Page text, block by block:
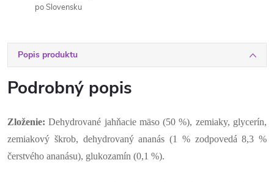
po Slovensku
Popis produktu
Podrobný popis
Zloženie:Dehydrované jahňacie mäso (50 %), zemiaky, glycerín,
zemiakový škrob, dehydrovaný ananás (1 % zodpovedá 8,3 %
čerstvého ananásu), glukozamín (0,1 %).